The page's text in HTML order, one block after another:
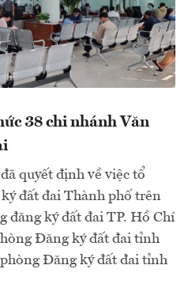
38 chi nhánh Văn
quyết định về việc tổ
đất đai Thành phố trên
đăng ký đất đai TP. Hồ Chí
Đăng ký đất đai tỉnh
Đăng ký đất đai tỉnh